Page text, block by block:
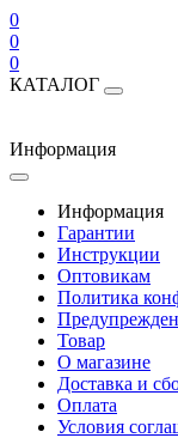
0
0
0
КАТАЛОГ
Информация
Информация
Гарантии
Инструкции
Оптовикам
Политика
Товар
О магазине
Доставка и
Оплата
Условия